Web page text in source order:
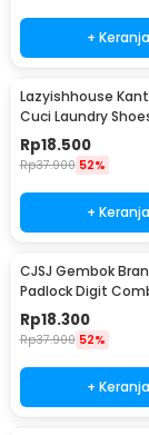
+
Lazyishhouse
Cuci Laundry
Mesh Bag - 62319
Rp18.500
Rp37.900 52%
+
CJSJ Gembok
Padlock Digit
Padlock - CH-209
Rp18.300
Rp37.900 52%
+